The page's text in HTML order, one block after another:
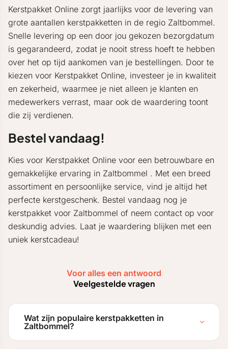
Kerstpakket Online zorgt jaarlijks voor de levering van
grote aantallen kerstpakketten in de regio Zaltbommel.
Snelle levering op een door jou gekozen bezorgdatum
is gegarandeerd, zodat je nooit stress hoeft te hebben
over het op tijd aankomen van je bestellingen. Door te
kiezen voor Kerstpakket Online, investeer je in kwaliteit
en zekerheid, waarmee je niet alleen je klanten en
medewerkers verrast, maar ook de waardering toont
die zij verdienen.
Bestel vandaag!
Kies voor Kerstpakket Online voor een betrouwbare en
gemakkelijke ervaring in Zaltbommel . Met een breed
assortiment en persoonlijke service, vind je altijd het
perfecte kerstgeschenk. Bestel vandaag nog je
kerstpakket voor Zaltbommel of neem contact op voor
deskundig advies. Laat je waardering blijken met een
uniek kerstcadeau!
Voor alles een antwoord
Veelgestelde vragen
Wat zijn populaire kerstpakketten in
Zaltbommel?